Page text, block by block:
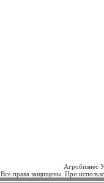
Агробизнес
Все права защищены. При